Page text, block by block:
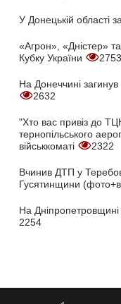
У Донецькій області
«Агрон», «Дністер»
Кубку України
2753
На Донеччині
2632
"Хто вас привіз до
тернопільського
військкоматі
2322
Вчинив ДТП у
Гусятинщини
На Дніпропетровщині
2254